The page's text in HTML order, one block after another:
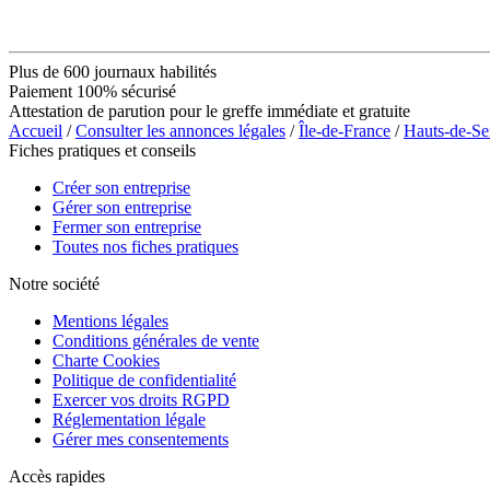
Plus de 600 journaux habilités
Paiement 100% sécurisé
Attestation de parution pour le greffe immédiate et gratuite
Accueil /Consulter les annonces légales /Île-de-France /Hauts-de-
Fiches pratiques et conseils
Créer son entreprise
Gérer son entreprise
Fermer son entreprise
Toutes nos fiches pratiques
Notre société
Mentions légales
Conditions générales de vente
Charte Cookies
Politique de confidentialité
Exercer vos droits RGPD
Réglementation légale
Gérer mes consentements
Accès rapides